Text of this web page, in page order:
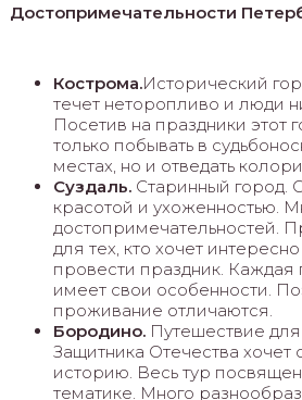
Достопримечательности
Кострома.Исторический
течет неторопливо и люди
Посетив на праздники этот
только побывать в
местах, но и отведать
Суздаль.Старинный город.
красотой и ухоженностью.
достопримечательностей.
для тех, кто хочет
провести праздник. Каждая
имеет свои особенности.
проживание отличаются.
Бородино.Путешествие для
Защитника Отечества хочет
историю. Весь тур
тематике. Много